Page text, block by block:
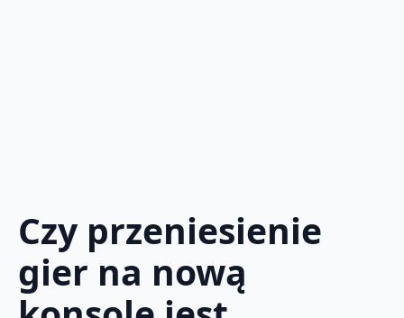
Czy przeniesienie
gier na nową